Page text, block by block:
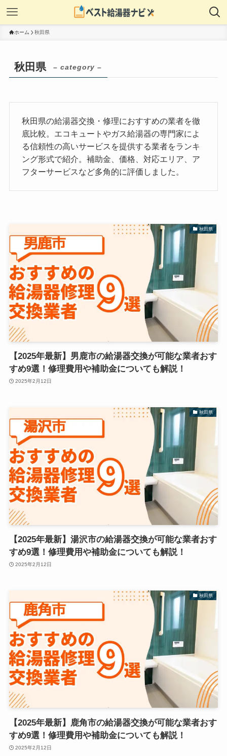
ホーム 秋田県
秋田県 – category –
秋田県の給湯器交換・修理におすすめの業者を徹
底比較。エコキュートやガス給湯器の専門家によ
る信頼性の高いサービスを提供する業者をランキ
ング形式で紹介。補助金、価格、対応エリア、ア
フターサービスなど多角的に評価しました。
秋田県
【2025年最新】男鹿市の給湯器交換が可能な業者おす
すめ9選！修理費用や補助金についても解説！
2025年2月12日
秋田県
【2025年最新】湯沢市の給湯器交換が可能な業者おす
すめ9選！修理費用や補助金についても解説！
2025年2月12日
秋田県
【2025年最新】鹿角市の給湯器交換が可能な業者おす
すめ9選！修理費用や補助金についても解説！
2025年2月12日